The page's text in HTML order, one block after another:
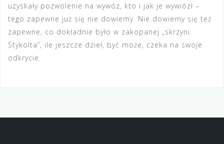
uzyskały pozwolenie na wywóz, kto i jak je wywiózł –
tego zapewne już się nie dowiemy. Nie dowiemy się też
zapewne, co dokładnie było w zakopanej „skrzyni
Stykolta”, ile jeszcze dzieł, być może, czeka na swoje
odkrycie.